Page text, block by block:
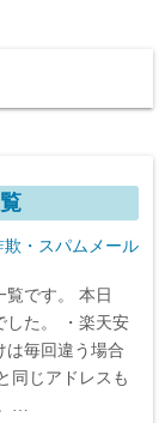
欺・スパムメール
です。 本日
した。 ・楽天安
は毎回違う場合
同じアドレスも
…